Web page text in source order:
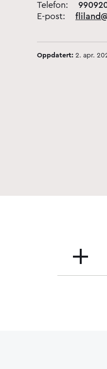
Telefon:
E-post:
Oppdatert: 2. apr.